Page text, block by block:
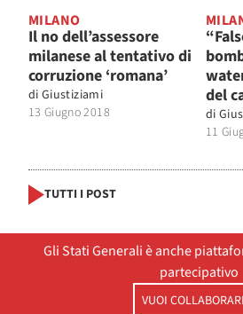
MILANO
Il no dell’assessore
milanese al tentativo di
corruzione ‘romana’
di Giustiziami
13 Giugno 2018
del
di
11
TUTTI I POST
Gli Stati Generali è anche
partecipativo
VUOI